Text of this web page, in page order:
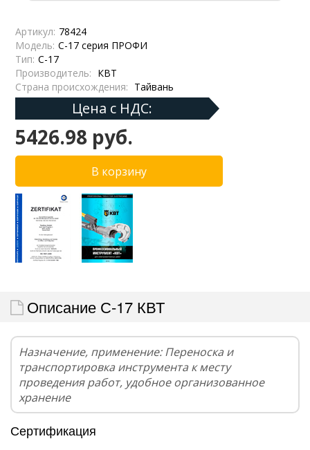
Артикул: 78424
Модель: С-17 серия ПРОФИ
Тип: С-17
Производитель: КВТ
Страна происхождения: Тайвань
Цена с НДС:
5426.98 руб.
Описание С-17 КВТ
Назначение, применение: Переноска и
транспортировка инструмента к месту
проведения работ, удобное организованное
хранение
Сертификация